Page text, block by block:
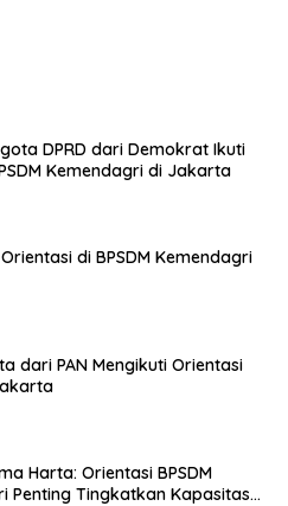
DPRD dari Demokrat Ikuti
Kemendagri di Jakarta
di BPSDM Kemendagri
dari PAN Mengikuti Orientasi
Harta: Orientasi BPSDM
Penting Tingkatkan Kapasitas